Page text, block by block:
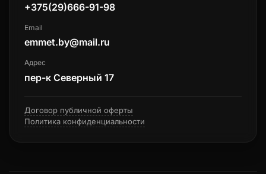
+375(29)666-91-98
Email
emmet.by@mail.ru
Адрес
пер-к Северный 17
Договор публичной оферты
Политика конфиденциальности